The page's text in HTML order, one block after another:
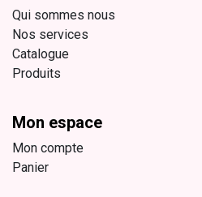
Qui sommes nous
Nos services
Catalogue
Produits
Mon espace
Mon compte
Panier